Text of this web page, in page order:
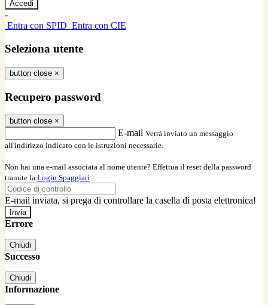
-
Entra con SPID Entra con CIE
Seleziona utente
button close ×
Recupero password
button close ×
E-mail Verrà inviato un messaggio
all'indirizzo indicato con le istruzioni necessarie.
Non hai una e-mail associata al nome utente? Effettua il reset della password
tramite la Login Spaggiari
E-mail inviata, si prega di controllare la casella di posta elettronica!
Errore
Chiudi
Successo
Chiudi
Informazione